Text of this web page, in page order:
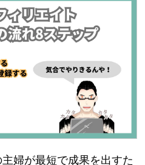
婦が最短で成果を出すた